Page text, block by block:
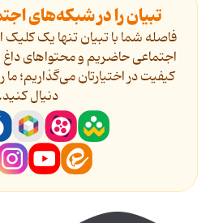
تبیان را در شبکه‌های
فاصله شما با تبیان تنها یک
اجتماعی حاضریم و محتواهای داغ
کیفیت در اختیارتان می‌گذاریم؛
دنیال کنید.